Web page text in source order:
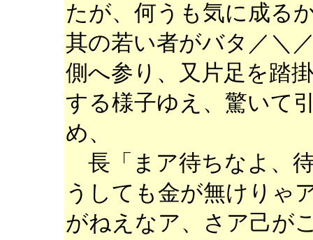
たが、何うも気に成る
其の若い者がバタ／＼
側へ参り、又片足を踏
する様子ゆえ、驚いて
め、
長「まア待ちなよ、
うしても金が無けりゃ
がねえなア、さア己